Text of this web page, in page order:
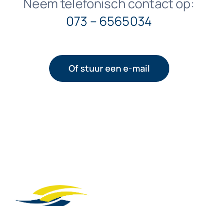
Neem telefonisch contact op:
073 – 6565034
Of stuur een e-mail